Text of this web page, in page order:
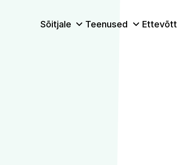
Sõitjale Teenused